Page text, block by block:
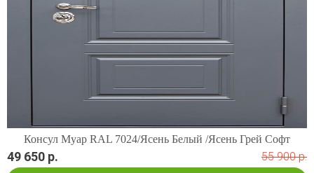
Консул Муар RAL 7024/Ясень Белый /Ясень Грей Софт
49 650 р.
55 900 р.